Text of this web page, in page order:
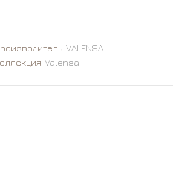
VALENSA
Valensa